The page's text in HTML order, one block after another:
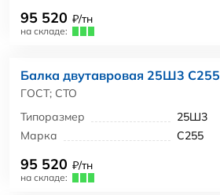
95 520 ₽/тн
на складе:
Балка двутавровая 25Ш3 С255
ГОСТ; СТО
Типоразмер
25Ш3
Марка
С255
95 520 ₽/тн
на складе: